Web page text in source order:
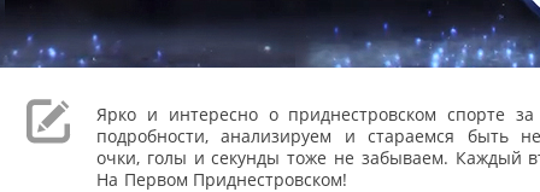
Ярко и интересно о приднестровском спорте
подробности, анализируем и стараемся быть
очки, голы и секунды тоже не забываем. Каждый
На Первом Приднестровском!